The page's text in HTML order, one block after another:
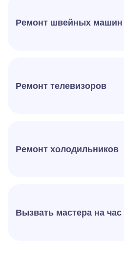
Ремонт швейных машин
Ремонт телевизоров
Ремонт холодильников
Вызвать мастера на час